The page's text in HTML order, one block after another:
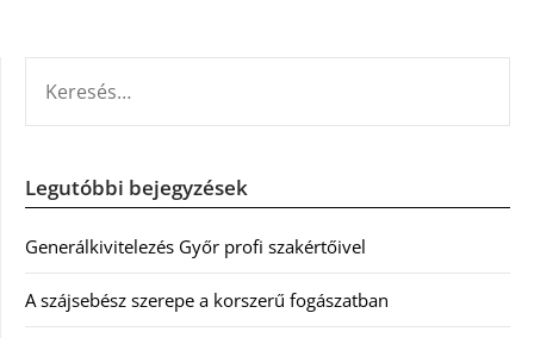
Legutóbbi bejegyzések
Generálkivitelezés Győr profi szakértőivel
A szájsebész szerepe a korszerű fogászatban